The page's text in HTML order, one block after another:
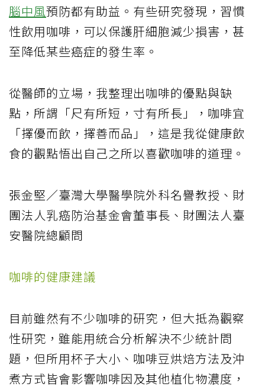
腦中風預防都有助益。有些研究發現，習慣
性飲用咖啡，可以保護肝細胞減少損害，甚
至降低某些癌症的發生率。
從醫師的立場，我整理出咖啡的優點與缺
點，所謂「尺有所短，寸有所長」，咖啡宜
「擇優而飲，擇善而品」，這是我從健康飲
食的觀點悟出自己之所以喜歡咖啡的道理。
張金堅／臺灣大學醫學院外科名譽教授、財
團法人乳癌防治基金會董事長、財團法人臺
安醫院總顧問
咖啡的健康建議
目前雖然有不少咖啡的研究，但大抵為觀察
性研究，雖能用統合分析解決不少統計問
題，但所用杯子大小、咖啡豆烘焙方法及沖
煮方式皆會影響咖啡因及其他植化物濃度，